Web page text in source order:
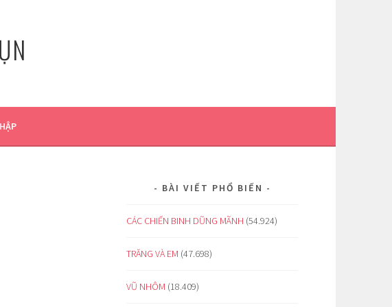
BÀI VIẾT PHỔ BIẾN
CÁC CHIẾN BINH DŨNG MÃNH (54.924)
TRĂNG VÀ EM (47.698)
VŨ NHÔM (18.409)